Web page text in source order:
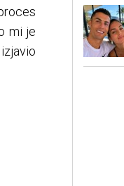
mi je